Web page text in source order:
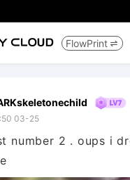
FlowPrint 
03-25
number 2 . oups i